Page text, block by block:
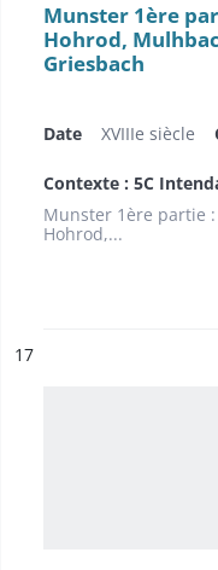
Munster 1ère
Hohrod,
Griesbach
Date XVIIIe siècle
Contexte : 5C
Munster 1ère partie
Hohrod,...
n°
17